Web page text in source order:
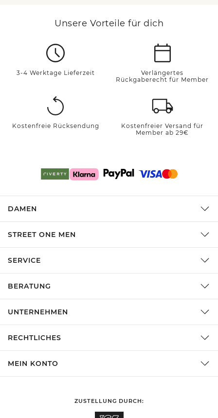
Unsere Vorteile für dich
3-4 Werktage Lieferzeit
Verlängertes
Rückgaberecht für Member
Kostenfreie Rücksendung
Kostenfreier Versand für
Member ab 29€
DAMEN
STREET ONE MEN
SERVICE
BERATUNG
UNTERNEHMEN
RECHTLICHES
MEIN KONTO
ZUSTELLUNG DURCH: